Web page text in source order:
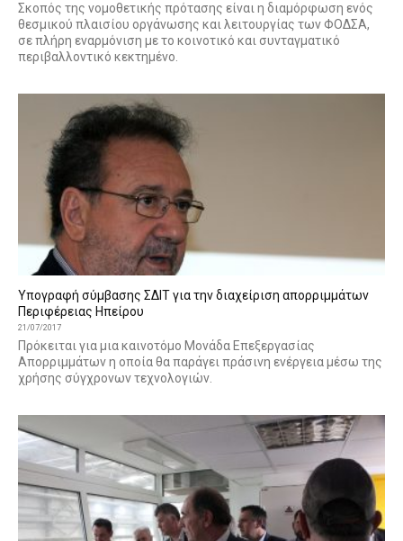
Σκοπός της νομοθετικής πρότασης είναι η διαμόρφωση ενός
θεσμικού πλαισίου οργάνωσης και λειτουργίας των ΦΟΔΣΑ,
σε πλήρη εναρμόνιση με το κοινοτικό και συνταγματικό
περιβαλλοντικό κεκτημένο.
Υπογραφή σύμβασης ΣΔΙΤ για την διαχείριση απορριμμάτων
Περιφέρειας Ηπείρου
21/07/2017
Πρόκειται για μια καινοτόμο Μονάδα Επεξεργασίας
Απορριμμάτων η οποία θα παράγει πράσινη ενέργεια μέσω της
χρήσης σύγχρονων τεχνολογιών.